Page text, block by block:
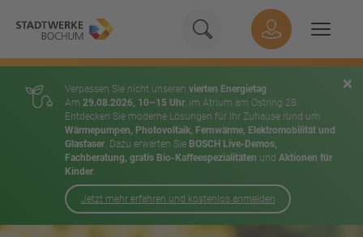
×
Verpassen Sie nicht unseren vierten Energietag
Am 29.08.2026, 10–15 Uhr, im Atrium am Ostring 28:
Entdecken Sie moderne Lösungen für Ihr Zuhause rund um
Wärmepumpen, Photovoltaik, Fernwärme, Elektromobilität und
Glasfaser. Dazu erwarten Sie BOSCH Live-Demos,
Fachberatung, gratis Bio-Kaffeespezialitäten und Aktionen für
Kinder.
Jetzt mehr erfahren und kostenlos anmelden
Geben Sie hier Ihren
Suchen
Hauptnavigation
Inhalt